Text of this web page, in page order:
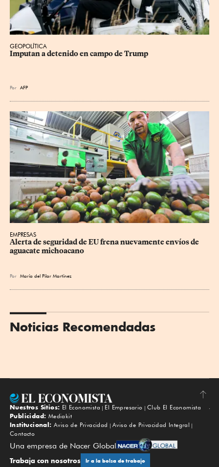
GEOPOLÍTICA
Imputan a detenido en campo de Trump
Por AFP
EMPRESAS
Alerta de seguridad de EU frena nuevamente envíos de
aguacate michoacano
Por María del Pilar Martínez
Noticias Recomendadas
Subir
Nuestros Sitios: El Economista El Empresario
Club El Economista
Publicidad: Mediakit
Institucional: Aviso de Privacidad
Aviso de Privacidad Integral
Contacto
Una empresa de Nacer Global
Trabaja con nosotros Ir a la bolsa de trabajo